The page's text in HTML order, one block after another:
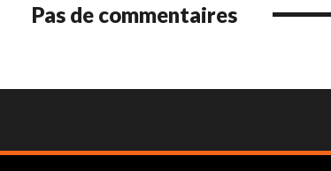
Pas de commentaires